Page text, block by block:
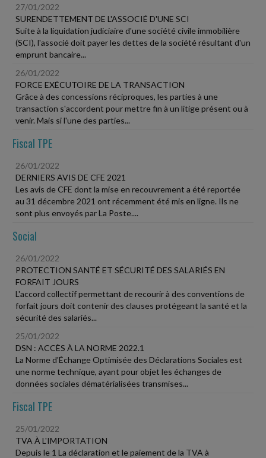
27/01/2022
SURENDETTEMENT DE L'ASSOCIÉ D'UNE SCI
Suite à la liquidation judiciaire d'une société civile immobilière
(SCI), l'associé doit payer les dettes de la société résultant d'un
emprunt bancaire...
26/01/2022
FORCE EXÉCUTOIRE DE LA TRANSACTION
Grâce à des concessions réciproques, les parties à une
transaction s'accordent pour mettre fin à un litige présent ou à
venir. Mais si l'une des parties...
Fiscal TPE
26/01/2022
DERNIERS AVIS DE CFE 2021
Les avis de CFE dont la mise en recouvrement a été reportée
au 31 décembre 2021 ont récemment été mis en ligne. Ils ne
sont plus envoyés par La Poste....
Social
26/01/2022
PROTECTION SANTÉ ET SÉCURITÉ DES SALARIÉS EN
FORFAIT JOURS
L'accord collectif permettant de recourir à des conventions de
forfait jours doit contenir des clauses protégeant la santé et la
sécurité des salariés...
25/01/2022
DSN : ACCÈS À LA NORME 2022.1
La Norme d'Échange Optimisée des Déclarations Sociales est
une norme technique, ayant pour objet les échanges de
données sociales dématérialisées transmises...
Fiscal TPE
25/01/2022
TVA À L'IMPORTATION
Depuis le 1 La déclaration et le paiement de la TVA à